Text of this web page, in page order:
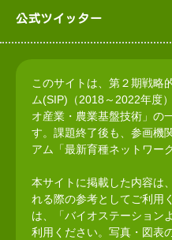
公式ツイッター
このサイトは、第２期戦略
ム(SIP)（2018～2022年度
オ産業・農業基盤技術」の
す。課題終了後も、参画機
アム「最新育種ネットワー
本サイトに掲載した内容は
れる際の参考としてご利用
は、「バイオステーション
利用ください。写真・図表